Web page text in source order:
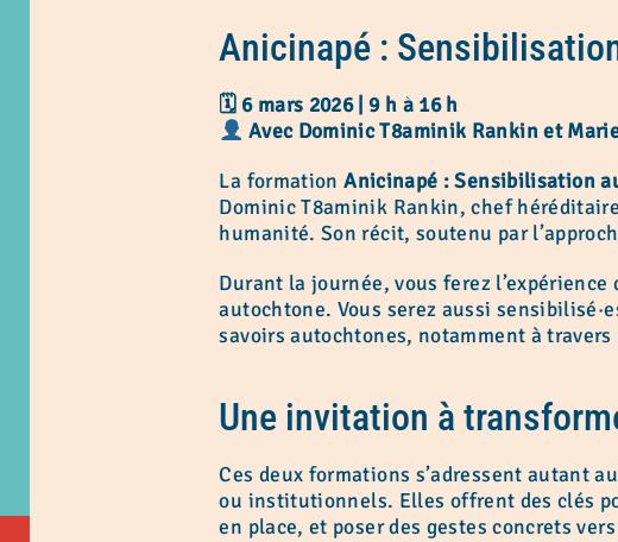
Anicinapé :
🗓 6 mars 2026 | 9 h à 16 h
Avec Dominic T8aminik Rankin et
La formationAnicinapé : Sensibilisation
Dominic T8aminik Rankin, chef
humanité. Son récit, soutenu par
Durant la journée, vous ferez l’expérience
autochtone. Vous serez aussi
savoirs autochtones, notamment à
Une invitation à
Ces deux formations s’adressent autant
ou institutionnels. Elles offrent des clés
en place, et poser des gestes concrets